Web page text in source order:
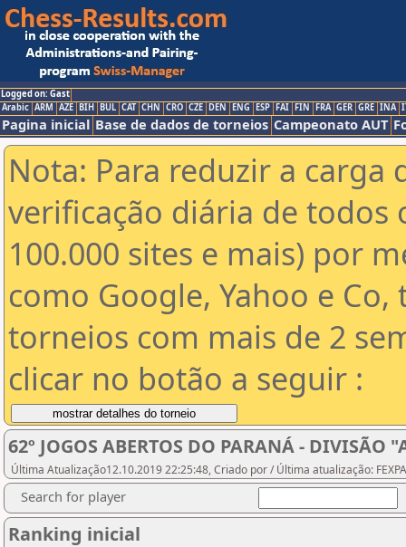
Logged on: Gast
Arabic ARM AZE BIH BUL CAT CHN CRO CZE DEN ENG ESP FAI FIN FRA GER GRE INA
Pagina inicial Base de dados de torneios Campeonato AUT
Nota: Para reduzir a carga
verificação diária de todos
100.000 sites e mais) por
como Google, Yahoo e
torneios com mais de 2
clicar no botão a seguir :
62º JOGOS ABERTOS DO PARANÁ - DIVISÃO
Última Atualização12.10.2019 22:25:48, Criado por / Última atualização:
Search for player
Ranking inicial